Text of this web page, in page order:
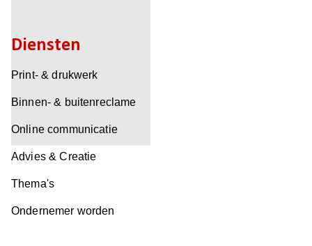
Diensten
Print- & drukwerk
Binnen- & buitenreclame
Online communicatie
Advies & Creatie
Thema's
Ondernemer worden